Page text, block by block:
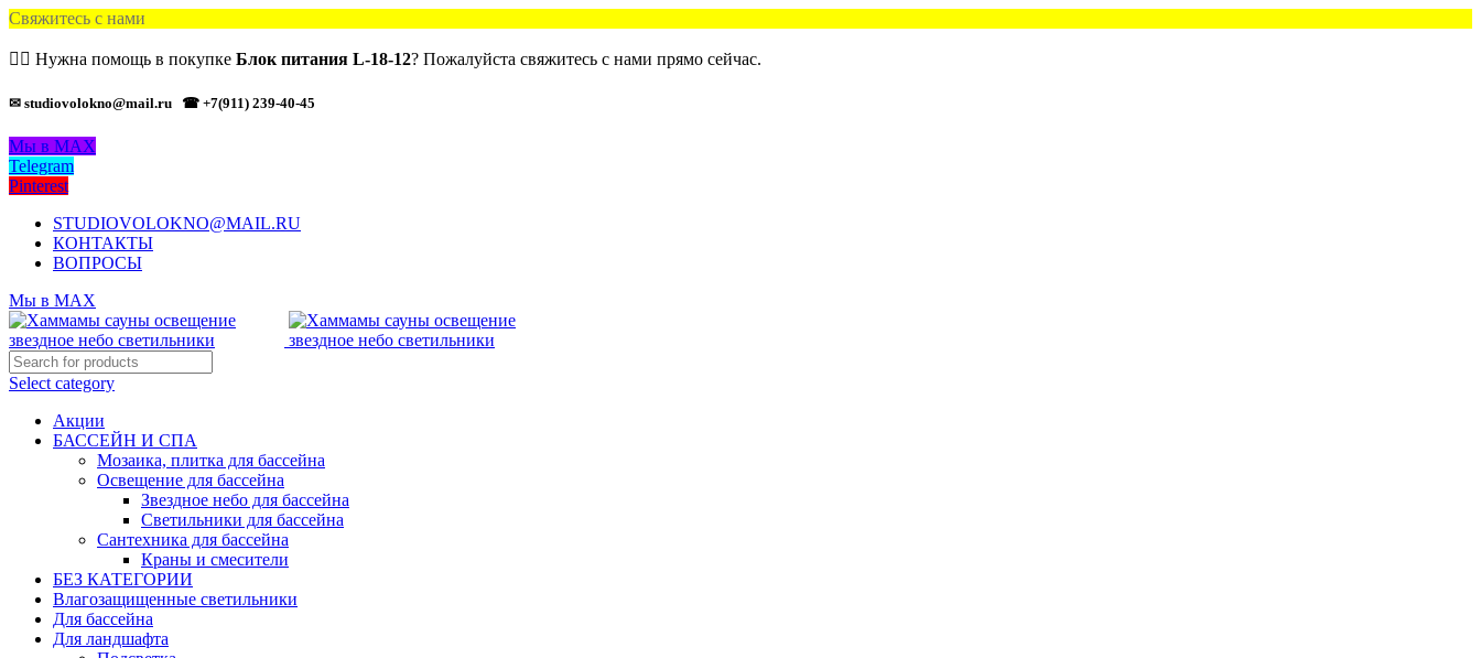
Свяжитесь с нами
🙋‍♂️ Нужна помощь в покупке Блок питания L-18-12? Пожалуйста свяжитесь с нами прямо сейчас.
✉ studiovolokno@mail.ru ☎ +7(911) 239-40-45
Мы в MAX
Telegram
Pinterest
STUDIOVOLOKNO@MAIL.RU
КОНТАКТЫ
ВОПРОСЫ
Мы в MAX
Select category
Акции
БАССЕЙН И СПА
Мозаика, плитка для бассейна
Освещение для бассейна
Звездное небо для бассейна
Светильники для бассейна
Сантехника для бассейна
Краны и смесители
БЕЗ КАТЕГОРИИ
Влагозащищенные светильники
Для бассейна
Для ландшафта